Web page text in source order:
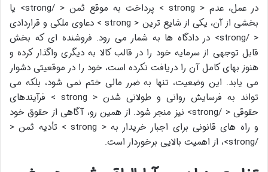
در عمل، عدم < strong > پرداخت به موقع ثمن < /strong> یا
بخشی از آن، یکی از شایع ترین < strong > دعاوی ملکی و قراردادی
< /strong> در دادگاه ها به شمار می رود. فروشنده ای که بخش
قابل توجهی از سرمایه خود را در قالب کالا به دیگری واگذار کرده و
هنوز بهای کامل آن را دریافت نکرده است، خود را در موقعیتی دشوار
می یابد. این وضعیت، تنها به ضرر مالی ختم نمی شود، بلکه می
تواند به فرسایش روانی و طولانی شدن < strong > فرآیندهای
حقوقی < /strong> نیز منجر شود. از همین رو، آگاهی از حقوق خود
و راه های قانونی برای اجبار خریدار به < strong > تأدیه ثمن <
/strong>، از اهمیت بالایی برخوردار است.